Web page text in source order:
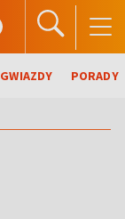
GWIAZDY PORADY